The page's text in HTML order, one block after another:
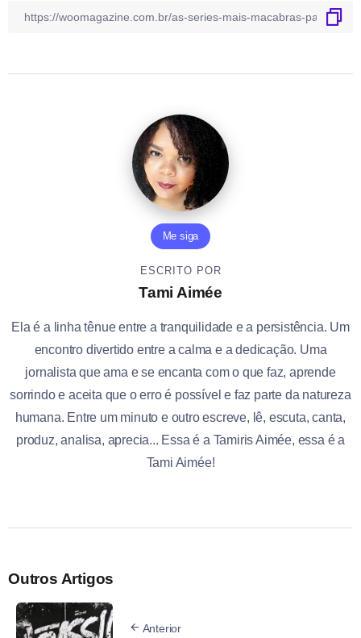
Me siga
ESCRITO POR
Tami Aimée
Ela é a linha tênue entre a tranquilidade e a persistência. Um
encontro divertido entre a calma e a dedicação. Uma
jornalista que ama e se encanta com o que faz, aprende
sorrindo e aceita que o erro é possível e faz parte da natureza
humana. Entre um minuto e outro escreve, lê, escuta, canta,
produz, analisa, aprecia... Essa é a Tamiris Aimée, essa é a
Tami Aimée!
Outros Artigos
Anterior